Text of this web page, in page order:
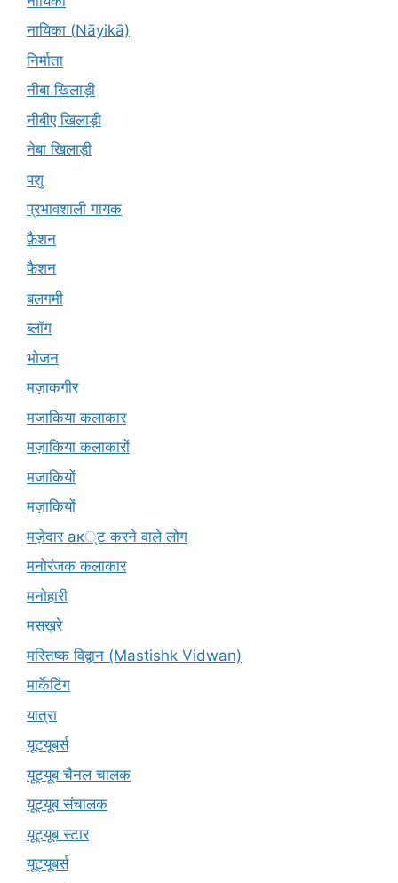
नायिका (Nāyikā)
निर्माता
नीबा खिलाड़ी
नीबीए खिलाड़ी
नेबा खिलाड़ी
पशु
प्रभावशाली गायक
फ़ैशन
फैशन
बलगमी
ब्लॉग
भोजन
मज़ाकगीर
मजाकिया कलाकार
मज़ाकिया कलाकारों
मजाकियों
मज़ाकियों
मज़ेदार ак्ट करने वाले लोग
मनोरंजक कलाकार
मनोहारी
मसख़रे
मस्तिष्क विद्वान (Mastishk Vidwan)
मार्केटिंग
यात्रा
यूटयूबर्स
यूट्यूब चैनल चालक
यूट्यूब संचालक
यूट्यूब स्टार
यूट्‍यूबर्स